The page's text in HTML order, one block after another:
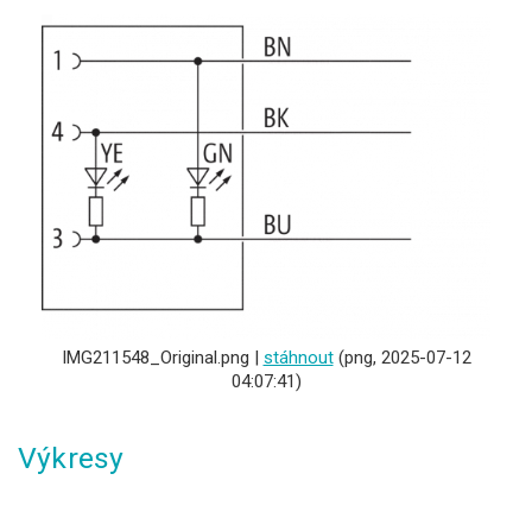
IMG211548_Original.png | stáhnout(png, 2025-07-12
04:07:41)
Výkresy